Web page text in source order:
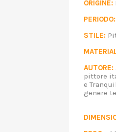
ORIGINE:
PERIODO:
STILE:
AUTORE:
pittore
e
genere